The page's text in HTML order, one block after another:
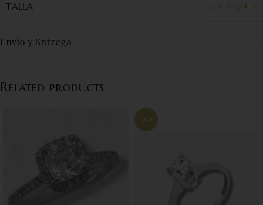
TALLA 5, 6, 6 3/4, 7
Envío y Entrega
Related products
-10%